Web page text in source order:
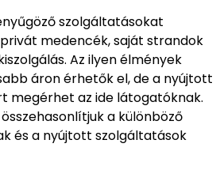
szolgáltatásokat
medencék, saját strandok
Az ilyen élmények
áron érhetők el, de a nyújtott
megérhet az ide látogatóknak.
a különböző
és a nyújtott szolgáltatások